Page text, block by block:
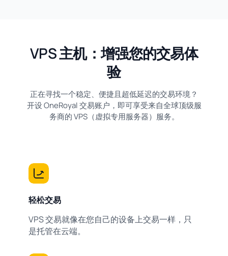
VPS 主机：增强您的交易体
验
正在寻找一个稳定、便捷且超低延迟的交易环境？
开设 OneRoyal 交易账户，即可享受来自全球顶级服
务商的 VPS（虚拟专用服务器）服务。
轻松交易
VPS 交易就像在您自己的设备上交易一样，只
是托管在云端。